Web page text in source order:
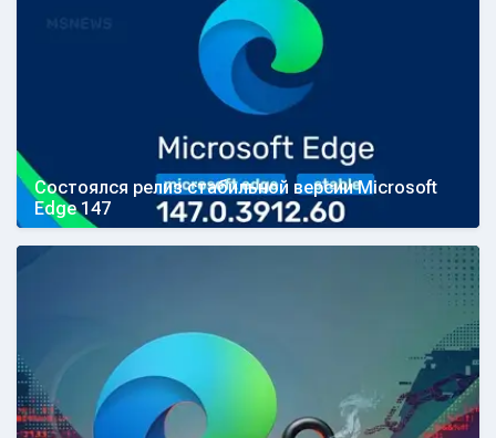
Состоялся релиз стабильной версии Microsoft
Edge 147